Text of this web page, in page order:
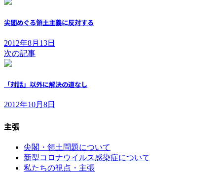
尖閣めぐる領土主義に反対する
2012年8月13日
次の記事
「対話」以外に解決の道なし
2012年10月8日
主張
尖閣・領土問題について
新型コロナウイルス感染症について
私たちの視点・主張